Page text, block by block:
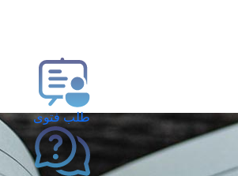
طلب فتوى